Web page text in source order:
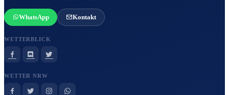
WhatsApp Kontakt
WETTERBLICK
WETTER NRW